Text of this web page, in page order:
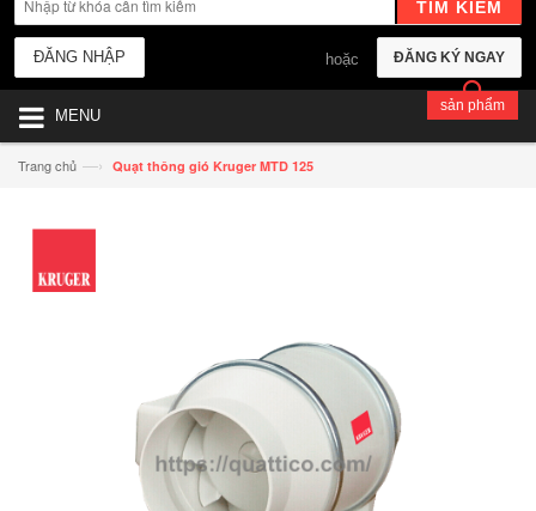
TÌM KIẾM
ĐĂNG KÝ NGAY
hoặc
ĐĂNG NHẬP
MENU
sản phẩm
Trang chủ —› Quạt thông gió Kruger MTD 125